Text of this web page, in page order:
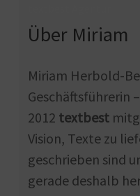
Über Miriam
Miriam Herbold-
Geschäftsführerin
2012 textbest
Vision, Texte zu
geschrieben sind
gerade deshalb